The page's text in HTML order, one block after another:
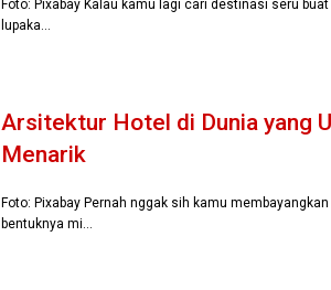
Foto: Pixabay Kalau kamu lagi cari destinasi seru
lupaka…
Arsitektur Hotel di Dunia yang
Menarik
Foto: Pixabay Pernah nggak sih kamu
bentuknya mi…